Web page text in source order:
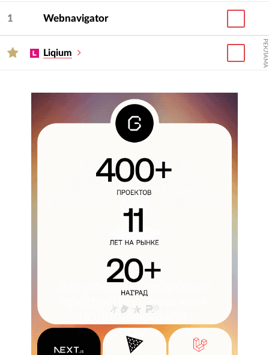
1 Webnavigator
Liqium РЕКЛАМА